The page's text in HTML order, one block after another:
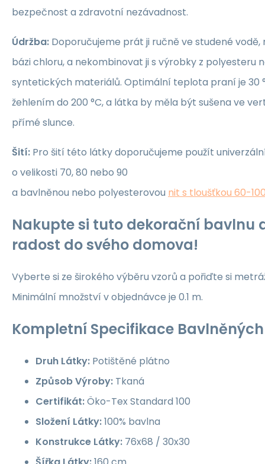
bezpečnost a zdravotní nezávadnost.
Údržba: Doporučujeme prát ji ručně ve studené
bázi chloru, a nekombinovat ji s výrobky z polyesteru
syntetických materiálů. Optimální teplota praní je 30
žehlením do 200 °C, a látka by měla být sušena ve
přímé slunce.
Šití: Pro šití této látky doporučujeme použít
o velikosti 70, 80 nebo 90
a bavlněnou nebo polyesterovou nit s tloušťkou 60-
Nakupte si tuto dekorační bavlnu
radost do svého domova!
Vyberte si ze širokého výběru vzorů a pořiďte si
Minimální množství v objednávce je 0.1 m.
Kompletní Specifikace
Druh Látky: Potištěné plátno
Způsob Výroby: Tkaná
Certifikát:Öko-Tex Standard 100
Složení Látky:100% bavlna
Konstrukce Látky: 76x68 / 30x30